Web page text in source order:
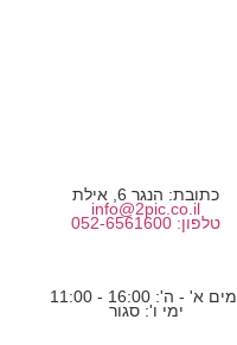
כתובת: הנגר 6, אילת
info@2pic.co.il
טלפון: 052-6561600
א' - ה': 16:00 - 11:00
ימי ו': סגור